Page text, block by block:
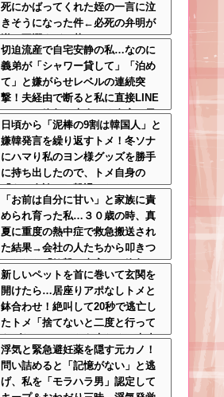
死にかばってくれた姪の一言に泣
きそうになった件←必死の弁明が
逆に不憫すぎて草
切迫流産で自宅安静の私…なのに
義弟が「シャワー貸して」「泊め
て」と嫌がらせレベルの連続突
撃！夫経由で断ると私に直接LINE
してきて絶句←大人しく自宅の風
呂に入れよ
日頃から「泥棒の9割は韓国人」と
嫌韓発言を繰り返すトメ！冬ソナ
にハマり私のヨン様グッズを勝手
に持ち出したので、トメ自身の
「あの自論」で撃退したったｗｗ
←矛盾だらけのトメにブーメラン
刺さりまくり
「お前は自分に甘い」と家族に責
められ育った私…３０歳の時、真
夏に重度の熱中症で救急搬送され
た結果→会社の人たちから叩きつ
けられた「衝撃の事実」に絶句
新しいペットを首に巻いて玄関を
開けたら…居座りアポなしトメと
鉢合わせ！絶叫して20秒で逃亡し
たトメ「捨てないと二度と行って
あげない！」←もう来なくて大丈
夫ですｗ
浮気と緊急避妊薬を隠す元カノ！
問い詰めると「記憶がない」と逃
げ、私を「モラハラ男」認定して